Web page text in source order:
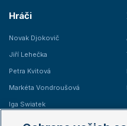
Hráči
Novak Djokovič
Jiří Lehečka
Petra Kvitová
Markéta Vondroušová
Iga Swiatek